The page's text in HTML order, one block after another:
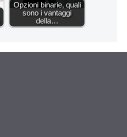
Opzioni binarie, quali
sono i vantaggi
della…